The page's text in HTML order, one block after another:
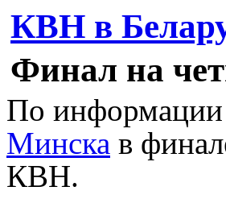
КВН в
Финал на
По информации
Минска в
КВН.